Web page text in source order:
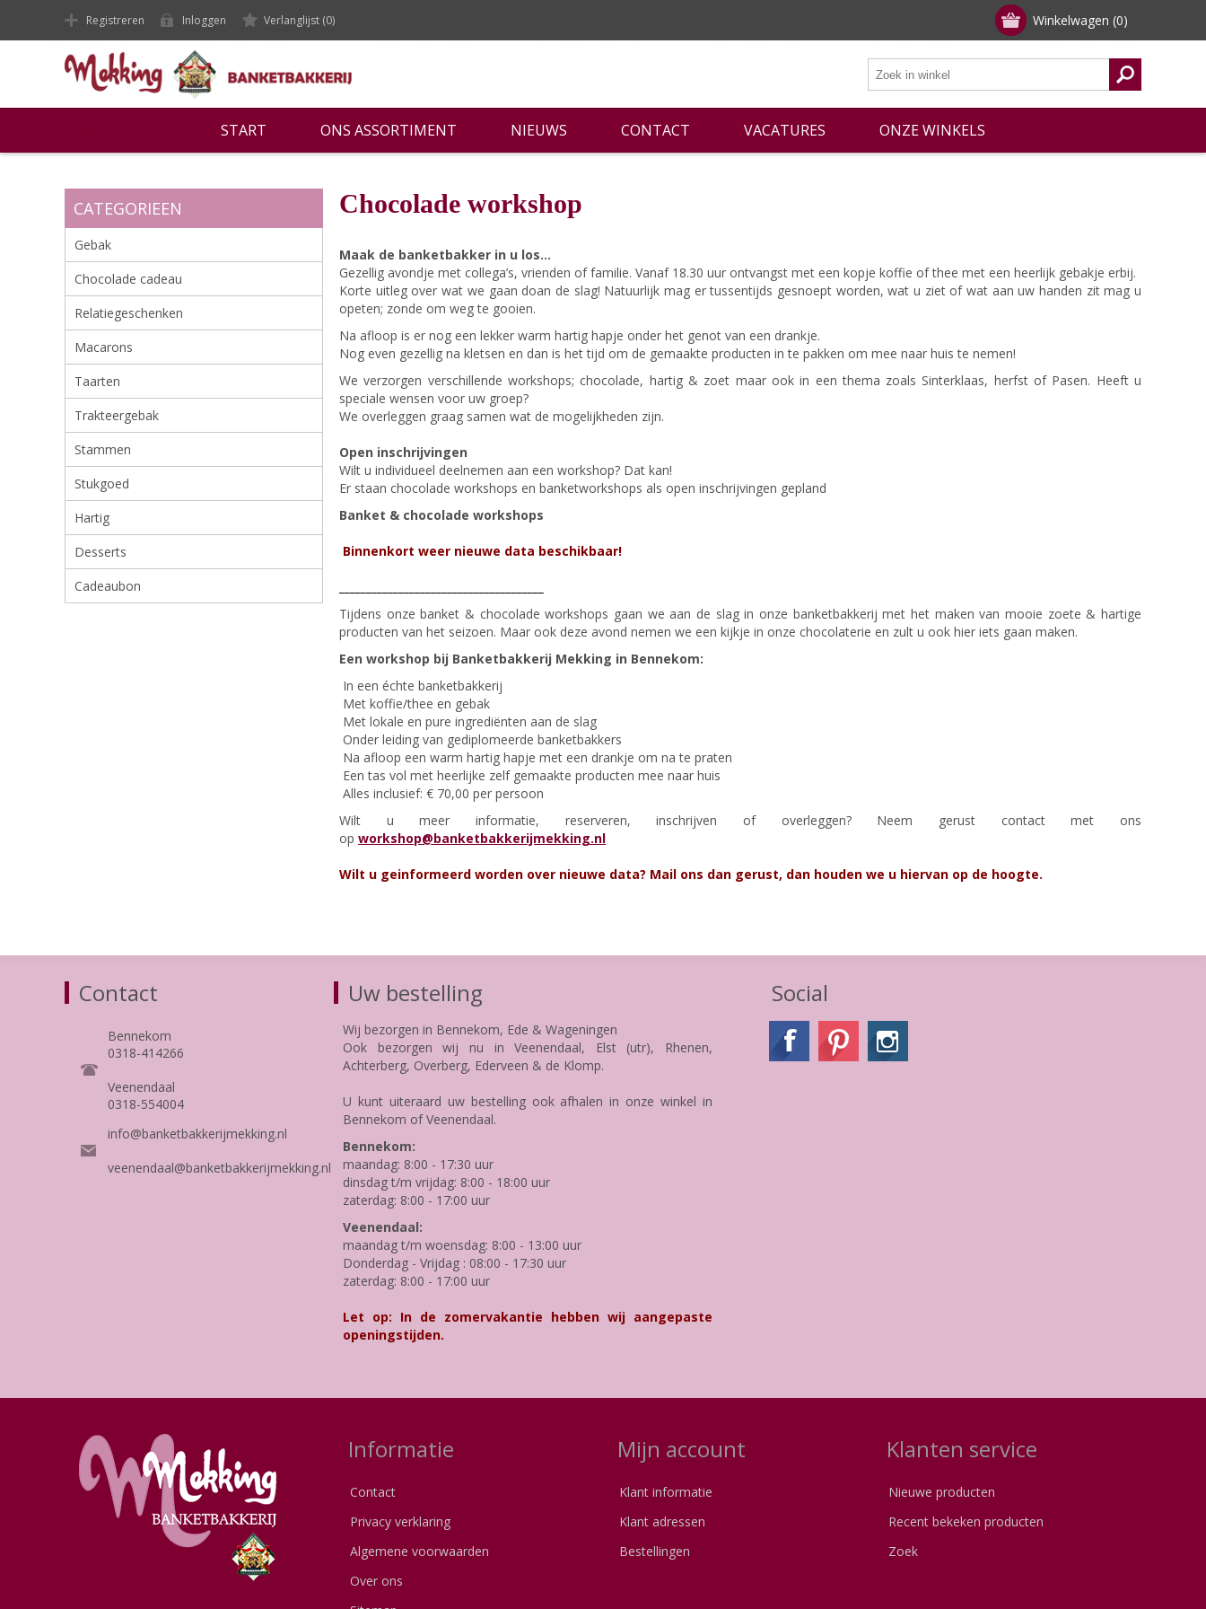
Winkelwagen (0)
Registreren Inloggen Verlanglijst (0)
START ONS ASSORTIMENT NIEUWS CONTACT VACATURES ONZE WINKELS
Chocolade workshop
Maak de banketbakker in u los…
Gezellig avondje met collega’s, vrienden of familie. Vanaf 18.30 uur ontvangst met een kopje koffie of thee met een heerlijk gebakje erbij.
Korte uitleg over wat we gaan doan de slag! Natuurlijk mag er tussentijds gesnoept worden, wat u ziet of wat aan uw handen zit mag u
opeten; zonde om weg te gooien.
Na afloop is er nog een lekker warm hartig hapje onder het genot van een drankje.
Nog even gezellig na kletsen en dan is het tijd om de gemaakte producten in te pakken om mee naar huis te nemen!
We verzorgen verschillende workshops; chocolade, hartig & zoet maar ook in een thema zoals Sinterklaas, herfst of Pasen. Heeft u
speciale wensen voor uw groep?
We overleggen graag samen wat de mogelijkheden zijn.
Open inschrijvingen
Wilt u individueel deelnemen aan een workshop? Dat kan!
Er staan chocolade workshops en banketworkshops als open inschrijvingen gepland
Banket & chocolade workshops
Binnenkort weer nieuwe data beschikbaar!
Tijdens onze banket & chocolade workshops gaan we aan de slag in onze banketbakkerij met het maken van mooie zoete & hartige
producten van het seizoen. Maar ook deze avond nemen we een kijkje in onze chocolaterie en zult u ook hier iets gaan maken.
Een workshop bij Banketbakkerij Mekking in Bennekom:
In een échte banketbakkerij
Met koffie/thee en gebak
Met lokale en pure ingrediënten aan de slag
Onder leiding van gediplomeerde banketbakkers
Na afloop een warm hartig hapje met een drankje om na te praten
Een tas vol met heerlijke zelf gemaakte producten mee naar huis
Alles inclusief: € 70,00 per persoon
Wilt u meer informatie, reserveren, inschrijven of overleggen? Neem gerust contact met ons
opworkshop@banketbakkerijmekking.nl
Wilt u geinformeerd worden over nieuwe data? Mail ons dan gerust, dan houden we u hiervan op de hoogte.
CATEGORIEEN
Gebak
Chocolade cadeau
Relatiegeschenken
Macarons
Taarten
Trakteergebak
Stammen
Stukgoed
Hartig
Desserts
Cadeaubon
Contact
Bennekom
0318-414266
Veenendaal
0318-554004
info@banketbakkerijmekking.nl
veenendaal@banketbakkerijmekking.nl
Uw bestelling
Wij bezorgen in Bennekom, Ede & Wageningen
Ook bezorgen wij nu in Veenendaal, Elst (utr), Rhenen,
Achterberg, Overberg, Ederveen & de Klomp.
U kunt uiteraard uw bestelling ook afhalen in onze winkel in
Bennekom of Veenendaal.
Bennekom:
maandag: 8:00 - 17:30 uur
dinsdag t/m vrijdag: 8:00 - 18:00 uur
zaterdag: 8:00 - 17:00 uur
Veenendaal:
maandag t/m woensdag: 8:00 - 13:00 uur
Donderdag - Vrijdag : 08:00 - 17:30 uur
zaterdag: 8:00 - 17:00 uur
Let op: In de zomervakantie hebben wij aangepaste
openingstijden.
Social
Informatie
Contact
Privacy verklaring
Algemene voorwaarden
Over ons
Mijn account
Klant informatie
Klant adressen
Bestellingen
Klanten service
Nieuwe producten
Recent bekeken producten
Zoek